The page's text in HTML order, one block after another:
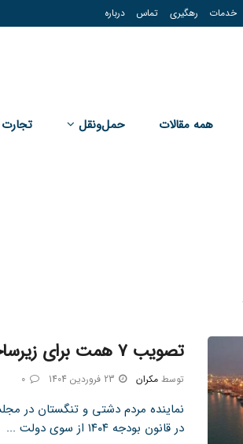
خدمات رهگیری تماس درباره
همه مقالات حمل‌و‌نقل تجارت
تصویب ۷ همت برای زیرساخت های بندری و گمرکی
توسط مکران 23 فروردین 1404 0
در قانون بودجه ۱۴۰۴ از سوی دولت ...